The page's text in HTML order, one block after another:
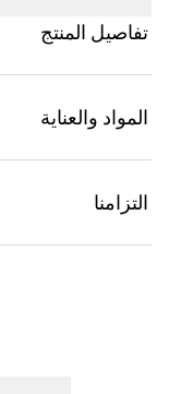
تفاصيل المنتج
المواد والعناية
التزامنا